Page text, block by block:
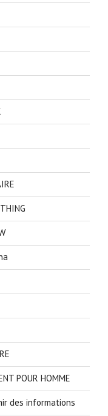
POUR HOMME
des informations